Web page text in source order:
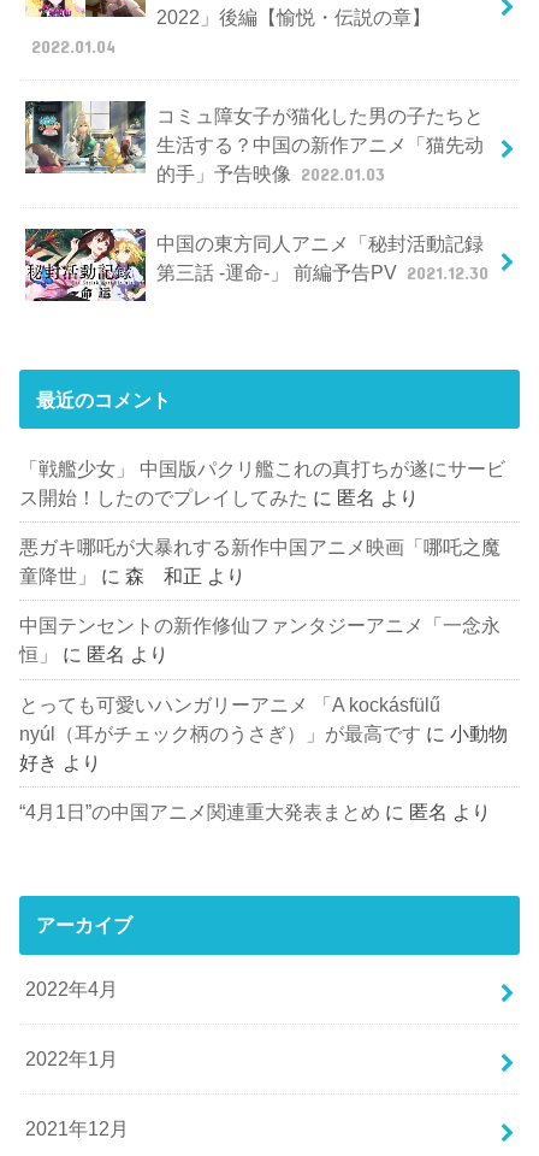
2022」後編【愉悦・伝説の章】
2022.01.04
コミュ障女子が猫化した男の子たちと
生活する？中国の新作アニメ「猫先动
的手」予告映像
2022.01.03
中国の東方同人アニメ「秘封活動記録
第三話 -運命-」 前編予告PV 2021.12.30
最近のコメント
「戦艦少女」 中国版パクリ艦これの真打ちが遂にサービ
ス開始！したのでプレイしてみた に 匿名 より
悪ガキ哪吒が大暴れする新作中国アニメ映画「哪吒之魔
童降世」
に森 和正 より
中国テンセントの新作修仙ファンタジーアニメ「一念永
恒」
に 匿名 より
とっても可愛いハンガリーアニメ 「A kockásfülű
nyúl（耳がチェック柄のうさぎ）」が最高です に小動物
好き より
“4月1日”の中国アニメ関連重大発表まとめ に 匿名 より
アーカイブ
2022年4月
2022年1月
2021年12月